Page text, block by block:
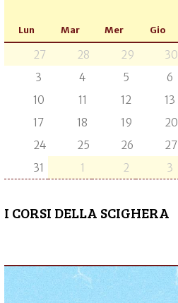
Lun Mar Mer Gio
27 28 29 30
3
4 5 6
10
11 12 13
17
18 19 20
24
25 26 27
31
1 2 3
I CORSI DELLA SCIGHERA